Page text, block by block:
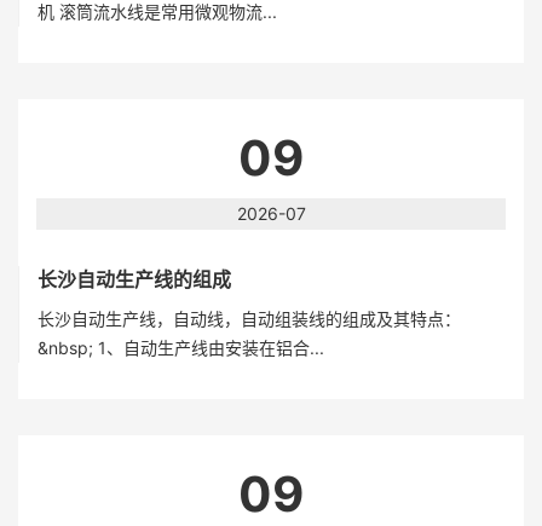
机 滚筒流水线是常用微观物流...
09
2026-07
长沙自动生产线的组成
长沙自动生产线，自动线，自动组装线的组成及其特点：
&nbsp; 1、自动生产线由安装在铝合...
09